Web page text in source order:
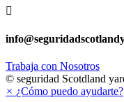

Trabaja con Nosotros
© seguridad Scotdland
× ¿Cómo puedo ayudarte?